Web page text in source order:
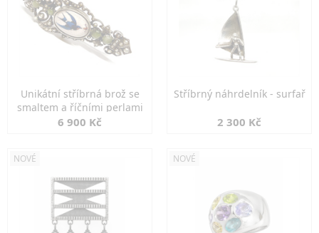
Unikátní stříbrná brož se
smaltem a říčními perlami
6 900 Kč
Stříbrný náhrdelník - surfař
2 300 Kč
NOVÉ NOVÉ